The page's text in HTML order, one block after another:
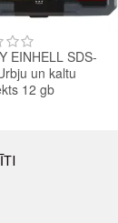
EINHELL SDS-
un kaltu
12 gb